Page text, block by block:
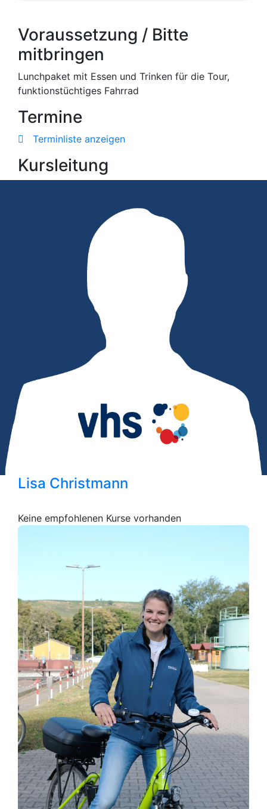
Voraussetzung / Bitte
mitbringen
Lunchpaket mit Essen und Trinken für die Tour,
funktionstüchtiges Fahrrad
Termine
Terminliste anzeigen
Kursleitung
Lisa Christmann
Keine empfohlenen Kurse vorhanden